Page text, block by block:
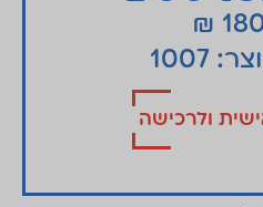
₪
1007
ולרכישה